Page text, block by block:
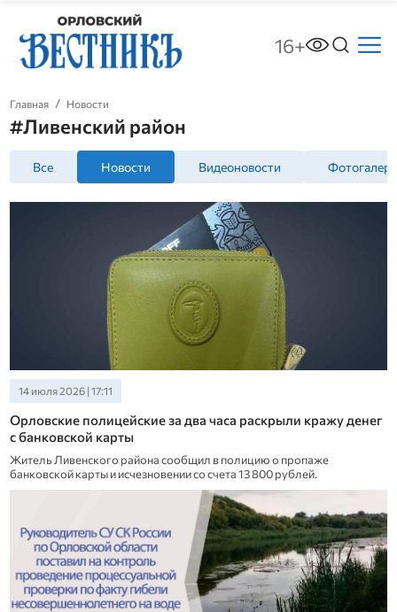
16+
Главная Новости
#Ливенский район
Все Новости Видеоновости
14 июля 2026 | 17:11
Орловские полицейские за два часа раскрыли кражу денег
с банковской карты
Житель Ливенского района сообщил в полицию о пропаже
банковской карты и исчезновении со счета 13 800 рублей.